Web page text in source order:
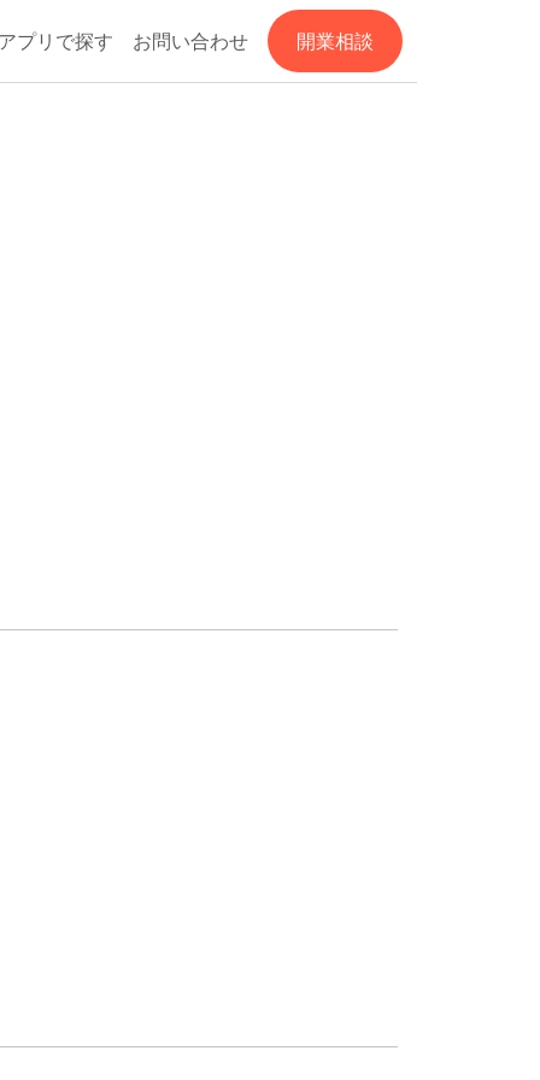
プリで探す お問い合わせ 開業相談